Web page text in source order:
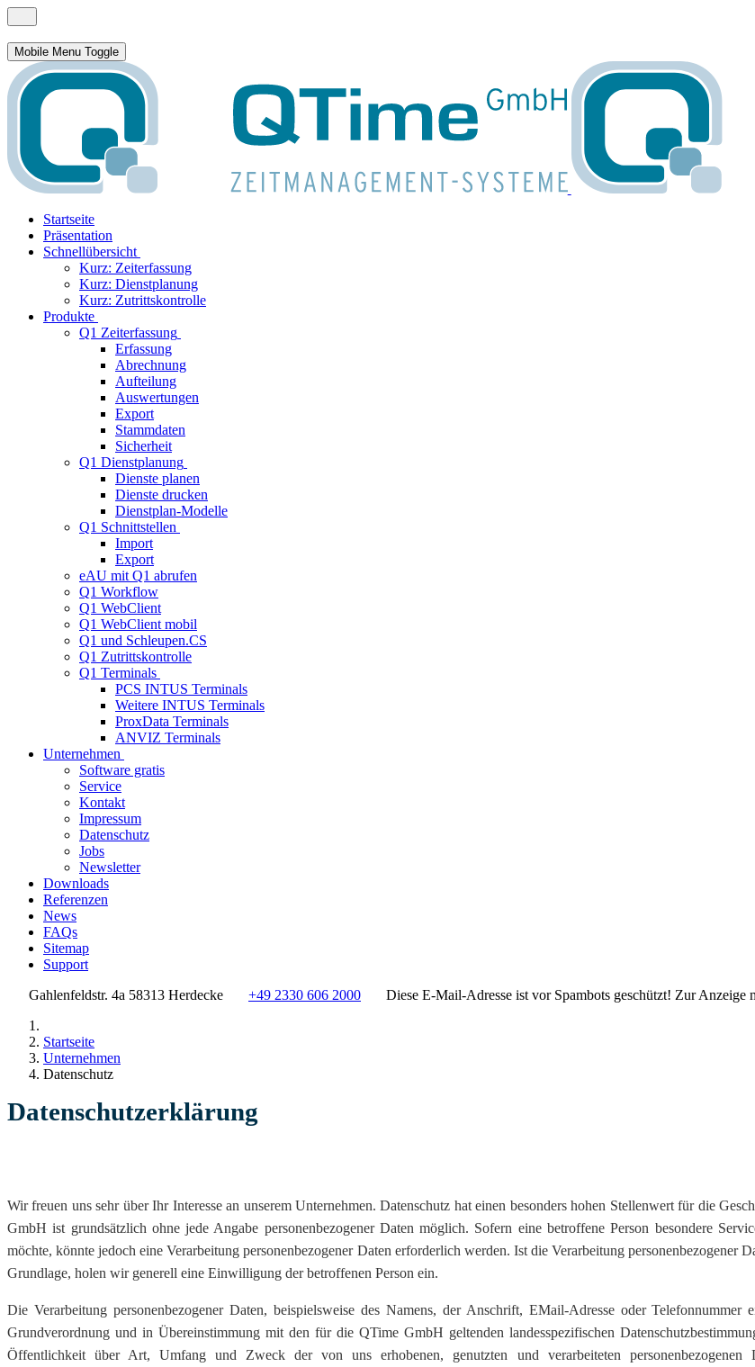
Mobile Menu Toggle
Startseite
Präsentation
Schnellübersicht
Kurz: Zeiterfassung
Kurz: Dienstplanung
Kurz: Zutrittskontrolle
Produkte
Q1 Zeiterfassung
Erfassung
Abrechnung
Aufteilung
Auswertungen
Export
Stammdaten
Sicherheit
Q1 Dienstplanung
Dienste planen
Dienste drucken
Dienstplan-Modelle
Q1 Schnittstellen
Import
Export
eAU mit Q1 abrufen
Q1 Workflow
Q1 WebClient
Q1 WebClient mobil
Q1 und Schleupen.CS
Q1 Zutrittskontrolle
Q1 Terminals
PCS INTUS Terminals
Weitere INTUS Terminals
ProxData Terminals
ANVIZ Terminals
Unternehmen
Software gratis
Service
Kontakt
Impressum
Datenschutz
Jobs
Newsletter
Downloads
Referenzen
News
FAQs
Sitemap
Support
Gahlenfeldstr. 4a 58313 Herdecke
+49 2330 606 2000 Diese E-Mail-Adresse ist vor Spambots geschützt! Zur Anzeige
Startseite
Unternehmen
Datenschutz
Datenschutzerklärung
Wir freuen uns sehr über Ihr Interesse an unserem Unternehmen. Datenschutz hat einen besonders hohen Stellenwert für die
GmbH ist grundsätzlich ohne jede Angabe personenbezogener Daten möglich. Sofern eine betroffene Person besondere
möchte, könnte jedoch eine Verarbeitung personenbezogener Daten erforderlich werden. Ist die Verarbeitung personenbezogener
Grundlage, holen wir generell eine Einwilligung der betroffenen Person ein.
Die Verarbeitung personenbezogener Daten, beispielsweise des Namens, der Anschrift, EMail-Adresse oder
Grundverordnung und in Übereinstimmung mit den für die QTime GmbH geltenden landesspezifischen
Öffentlichkeit über Art, Umfang und Zweck der von uns erhobenen, genutzten und verarbeiteten personenbezogenen